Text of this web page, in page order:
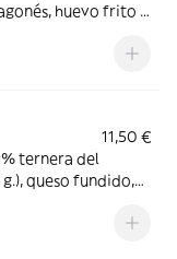
huevo frito y
11,50 €
ternera del
queso fundido,